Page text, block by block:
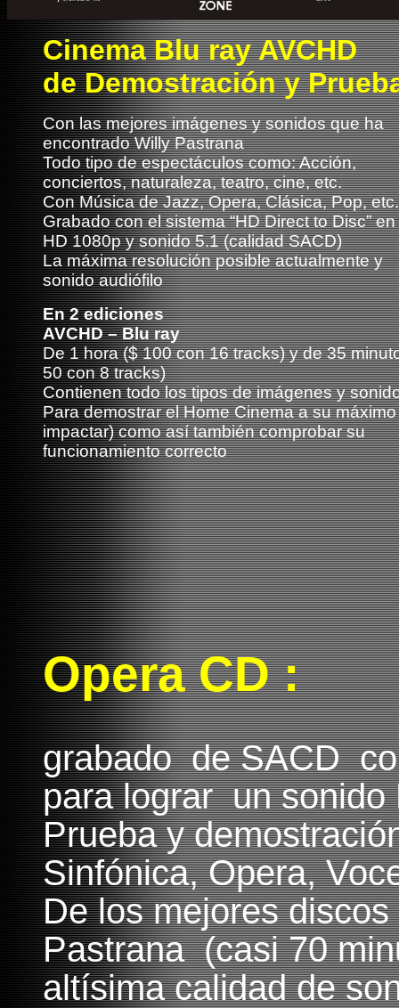
Cinema Blu ray AVCHD
deDemostracióny
Con las mejores imágenes y sonidos que ha
encontrado Willy Pastrana
Todo tipo de espectáculos como: Acción,
conciertos, naturaleza, teatro, cine, etc.
Con Música de Jazz, Opera, Clásica, Pop, etc.
Grabado con el sistema “HD Direct to Disc”
HD 1080p y sonido 5.1 (calidad SACD)
La máxima resolución posible actualmente y
sonido audiófilo
En 2 ediciones
AVCHD – Blu ray
De 1 hora ($ 100 con 16 tracks) y de 35
50 con 8 tracks)
Contienen todo los tipos de imágenes y
Para demostrar el Home Cinema a su
impactar) como así también comprobar su
funcionamiento correcto
Opera CD :
grabado de SACD
para lograr un
Prueba y
Sinfónica, Opera,
De los mejores
Pastrana (casi 70
altísima calidad de